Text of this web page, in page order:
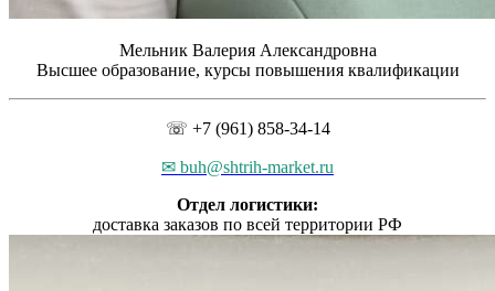
Мельник Валерия Александровна
Высшее образование, курсы повышения квалификации
☏ +7 (961) 858-34-14
✉ buh@shtrih-market.ru
Отдел логистики:
доставка заказов по всей территории РФ